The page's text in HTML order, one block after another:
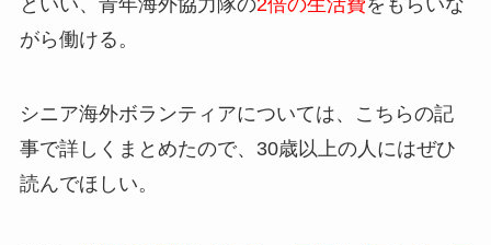
がら働ける。
シニア海外ボランティアについては、こちらの記
事で詳しくまとめたので、30歳以上の人にはぜひ
読んでほしい。